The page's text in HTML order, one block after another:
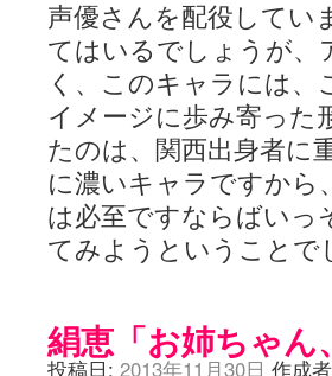
声優さんを配役してい
てはいるでしょうが、
く、このキャラには
イメージに歩み寄った
たのは、関西出身者に
に濃いキャラですから
は必至ですならばいっ
てみようということで
絹恵「お姉ちゃ
投稿日: 2013年11月30日 作成